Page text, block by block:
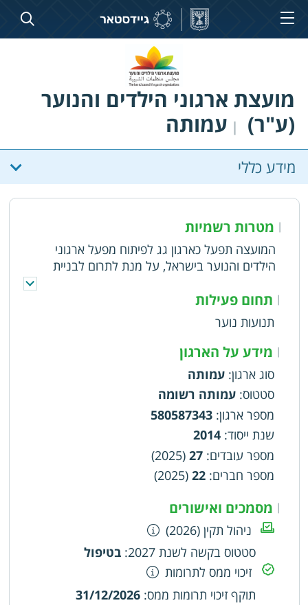
מועצת ארגוני הילדים והנוער
(ע"ר)
| עמותה
מידע כללי
| מטרות רשמיות
המועצה תפעל כארגון גג לפיתוח מפעל ארגוני
הילדים והנוער בישראל, על מנת לתרום לבניית
ערכיים ואכפתיים. המועצה תתמוך ותהווה ארגון גג
שיקדם נושאים המשותפים לכלל ארגוני הילדים
והנוער החברים בה ותתמוך בהם ובגופים ופעולות
בעלי פוטנציאל לפעילות המשך לחניכים ובוגרים תוך
ליווי והכוונת ארגונים חדשים נוספים, המעוניינים בכך,
לטובת ילדים ובני הנוער בישראל והארגונים החברים
במועצה
| תחום פעילות
תנועות נוער
| מידע על הארגון
סוג ארגון: עמותה
סטטוס: עמותה רשומה
מספר ארגון:
580587343
שנת ייסוד:
2014
מספר עובדים:
27
(2025)
מספר חברים:
22
(2025)
| מסמכים ואישורים
ניהול תקין (2026)
סטטוס בקשה לשנת 2027
: בטיפול
זיכוי ממס לתרומות
תוקף זיכוי תרומות ממס:
31/12/2026